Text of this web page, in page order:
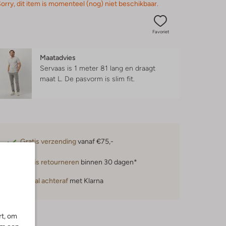
om
dit item is momenteel (nog) niet beschikbaar.
Favoriet
Maatadvies
Servaas is 1 meter 81 lang en draagt
maat L. De pasvorm is slim fit
Gratis verzendingvanaf €75,-
Gratis retourneren binnen 30 dagen*
Betaal achteraf met Klarna